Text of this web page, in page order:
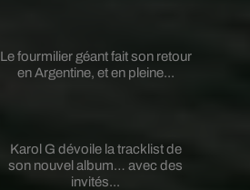
Le fourmilier géant fait son retour
en Argentine, et en pleine...
Karol G dévoile la tracklist de
son nouvel album… avec des
invités...